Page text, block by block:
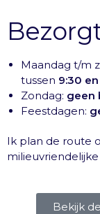
Maandag t/m
tussen 9:30
Zondag: geen
Feestdagen:
Ik plan de route
Bekijk